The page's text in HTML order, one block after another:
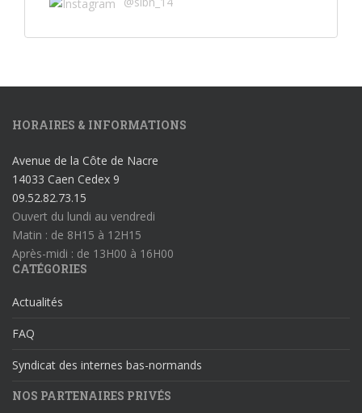
HORAIRES & INFORMATIONS
Avenue de la Côte de Nacre
14033 Caen Cedex 9
09.52.82.73.15
Ouvert du lundi au vendredi
Matin : de 8H15 à 12H15
Après-midi : de 13H00 à 16H00
CATÉGORIES
Actualités
FAQ
Syndicat des internes bas-normands
NOS PARTENAIRES PRIVÉS